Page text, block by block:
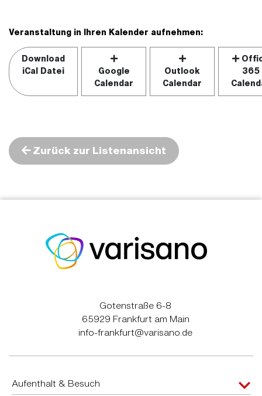
Veranstaltung in Ihren Kalender aufnehmen:
Download
iCal Datei
Google
Calendar
Outlook
Calendar
365
Zurück zur Listenansicht
Gotenstraße 6-8
65929 Frankfurt am Main
info-frankfurt@varisano.de
Aufenthalt & Besuch